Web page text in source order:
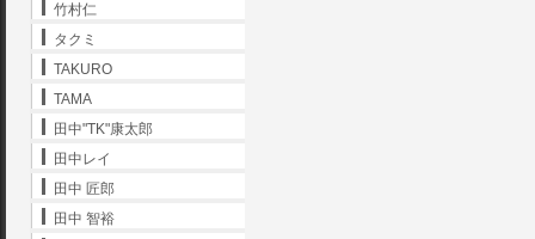
竹村仁
タクミ
TAKURO
TAMA
田中"TK"康太郎
田中レイ
田中 匠郎
田中 智裕